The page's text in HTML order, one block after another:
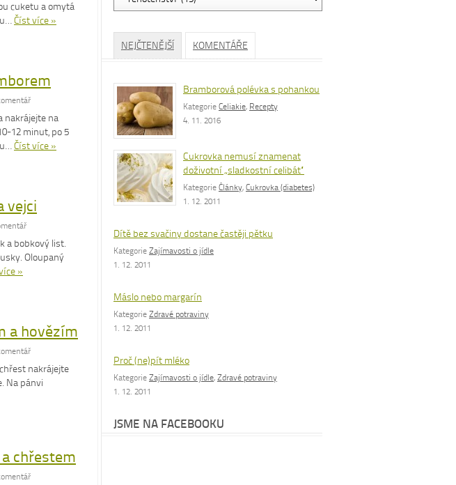
cuketu a omytá
Číst více »
nakrájejte na
12 minut, po 5
Číst více »
vejci
a bobkový list.
Oloupaný
»
a hovězím
nakrájejte
Na pánvi
chřestem
NEJČTENĚJŠÍ KOMENTÁŘE
Bramborová polévka s pohankou
Kategorie Celiakie, Recepty
4. 11. 2016
Cukrovka nemusí znamenat
doživotní „sladkostní celibát“
Kategorie Články, Cukrovka (diabetes)
1. 12. 2011
Dítě bez svačiny dostane častěji pětku
Kategorie Zajímavosti o jídle
1. 12. 2011
Máslo nebo margarín
Kategorie Zdravé potraviny
1. 12. 2011
Proč (ne)pít mléko
Kategorie Zajímavosti o jídle, Zdravé potraviny
1. 12. 2011
JSME NA FACEBOOKU